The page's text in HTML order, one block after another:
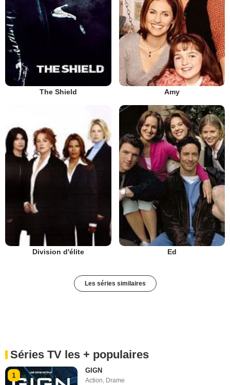
The Shield Amy
Division d'élite Ed
Les séries similaires
Séries TV les + populaires
1
GIGN
Action, Drame